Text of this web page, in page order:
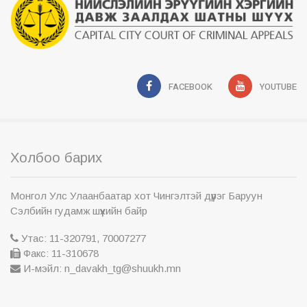
FACEBOOK YOUTUBE
Холбоо барих
Монгол Улс Улаанбаатар хот Чингэлтэй дүүрэг Баруун
Сэлбийн гудамж шүүхийн байр
Утас: 11-320791, 70007277
Факс: 11-310678
И-мэйл: n_davakh_tg@shuukh.mn